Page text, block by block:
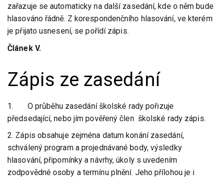
zařazuje se automaticky na další zasedání, kde o něm bude
hlasováno řádně. Z korespondenčního hlasování, ve kterém
je přijato usnesení, se pořídí zápis.
Článek V.
Zápis ze zasedání
1. O průběhu zasedání školské rady pořizuje
předsedající, nebo jím pověřený člen školské rady zápis.
2. Zápis obsahuje zejména datum konání zasedání,
schválený program a projednávané body, výsledky
hlasování, připomínky a návrhy, úkoly s uvedením
zodpovědné osoby a termínu plnění. Jeho přílohou je i